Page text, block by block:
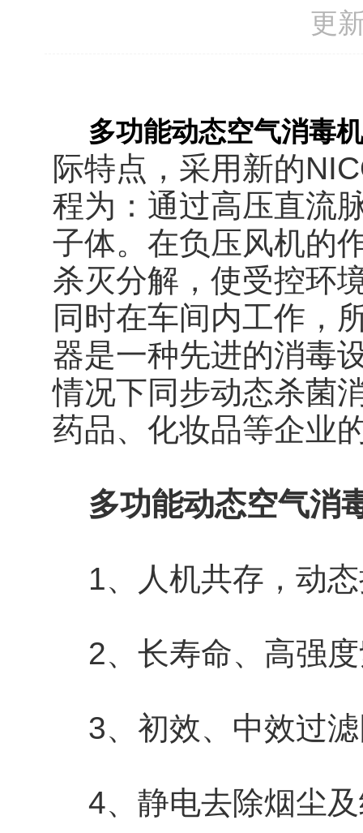
更
多功能动态空气消毒机
际特点，采用新的
程为：通过高压直流
子体。在负压风机的
杀灭分解，使受控环
同时在车间内工作，
器是一种先进的消毒
情况下同步动态杀菌
药品、化妆品等企业
多功能动态空气消
1、人机共存，动态
2、长寿命、高强度
3、初效、中效过滤
4、静电去除烟尘